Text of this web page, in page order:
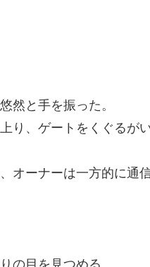
然と手を振った。
り、ゲートをくぐるが
オーナーは一方的に通
の目を見つめる。